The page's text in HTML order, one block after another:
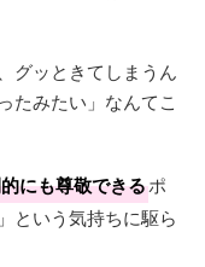
グッときてしまうん
たみたい」なんてこ
にも尊敬できるポ
という気持ちに駆ら